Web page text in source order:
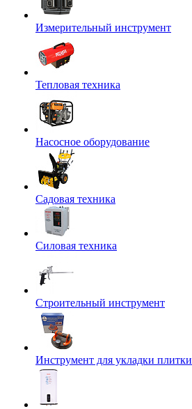
Измерительный инструмент
Тепловая техника
Насосное оборудование
Садовая техника
Силовая техника
Строительный инструмент
Инструмент для укладки плитки